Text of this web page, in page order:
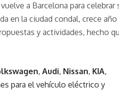
a Barcelona para celebrar
en la ciudad condal, crece año
y actividades, hecho
, Audi, Nissan, KIA,
para el vehículo eléctrico y